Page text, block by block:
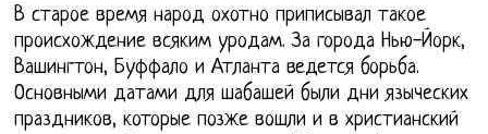
В старое время народ охотно приписывал такое
происхождение всяким уродам. За города Нью-Йорк,
Вашингтон, Буффало и Атланта ведется борьба.
Основными датами для шабашей были дни языческих
праздников, которые позже вошли и в христианский